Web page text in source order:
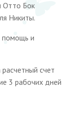
Отто Бок
Никиты.
помощь и
счет
3 рабочих дней